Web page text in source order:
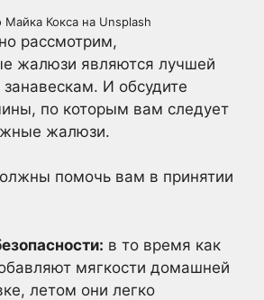
Майка Кокса на Unsplash
рассмотрим,
жалюзи являются лучшей
занавескам. И обсудите
по которым вам следует
жалюзи.
помочь вам в принятии
в то время как
мягкости домашней
летом они легко